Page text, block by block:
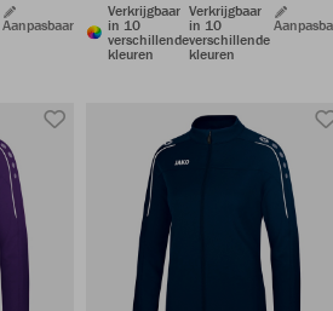
Aanpasbaar
Verkrijgbaar
in 10
verschillende
kleuren
Verkrijgbaar
in 10
verschillende
kleuren